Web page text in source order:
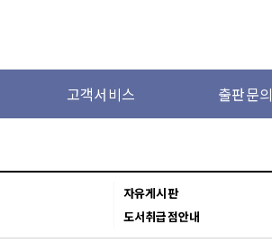
고객서비스 출판문의
자유게시판
도서취급점안내